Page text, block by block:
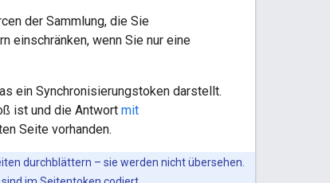
der Sammlung, die Sie
einschränken, wenn Sie nur eine
ein Synchronisierungstoken darstellt.
ist und die Antwort mit
Seite vorhanden.
durchblättern – sie werden nicht übersehen.